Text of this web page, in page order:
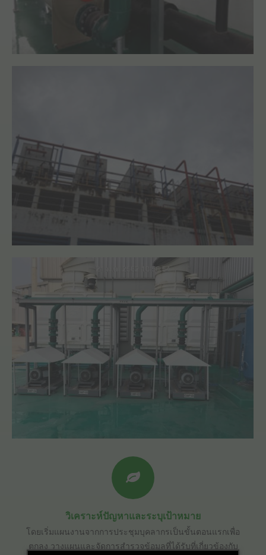
วิเคราะห์ปัญหาและระบุเป้าหมาย
โดยเริ่มแผนงานจากการประชุมบุคลากรเป็นขั้นตอนแรกเพื่อ
ตกลง วางแผนและจัดการสำรวจข้อมูลที่ได้รับที่เกี่ยวข้องกับ